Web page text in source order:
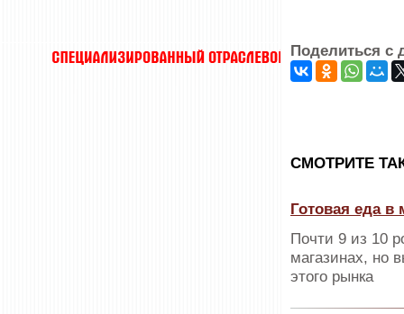
Поделиться с
CМОТРИТЕ
Готовая еда в
Почти 9 из 10
магазинах, но
этого рынка